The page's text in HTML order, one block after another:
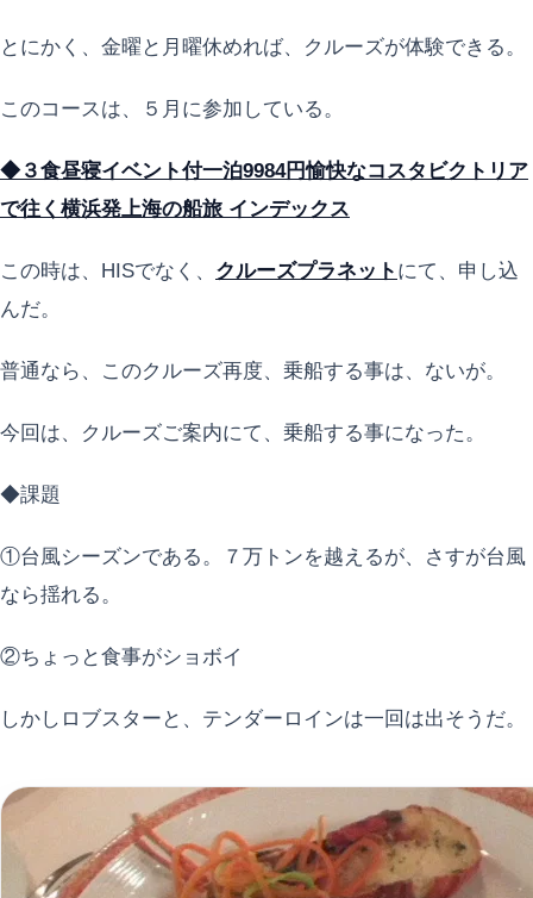
とにかく、金曜と月曜休めれば、クルーズが体験できる。
このコースは、５月に参加している。
◆３食昼寝イベント付一泊9984円愉快なコスタビクトリア
で往く横浜発上海の船旅 インデックス
この時は、HISでなく、 クルーズプラネット にて、申し込
んだ。
普通なら、このクルーズ再度、乗船する事は、ないが。
今回は、クルーズご案内にて、乗船する事になった。
◆課題
①台風シーズンである。７万トンを越えるが、さすが台風
なら揺れる。
②ちょっと食事がショボイ
しかしロブスターと、テンダーロインは一回は出そうだ。